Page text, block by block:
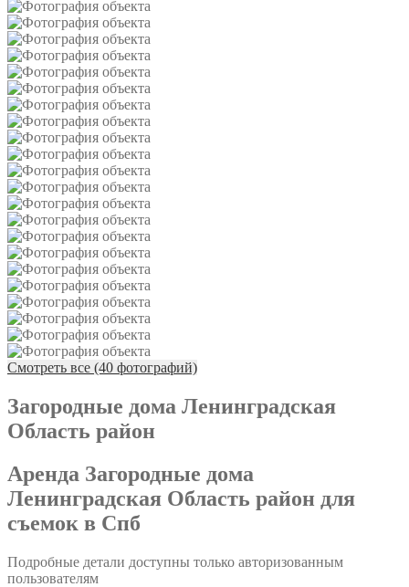
Смотреть все (40 фотографий)
Загородные дома Ленинградская
Область район
Аренда Загородные дома
Ленинградская Область район для
съемок в Спб
Подробные детали доступны только авторизованным
пользователям